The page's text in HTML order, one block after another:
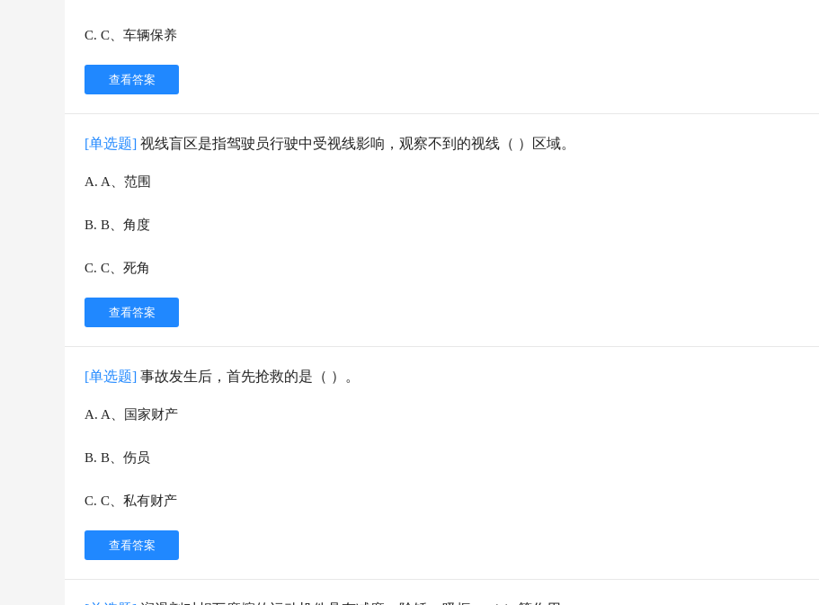
C. C、车辆保养
查看答案
[单选题] 视线盲区是指驾驶员行驶中受视线影响，观察不到的视线（ ）区域。
A. A、范围
B. B、角度
C. C、死角
查看答案
[单选题] 事故发生后，首先抢救的是（ ）。
A. A、国家财产
B. B、伤员
C. C、私有财产
查看答案